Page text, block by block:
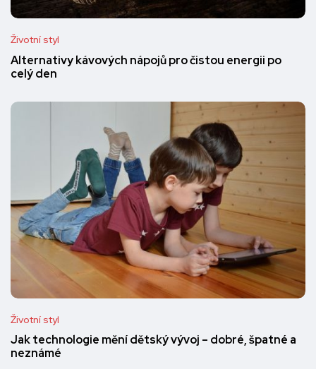
Životní styl
Alternativy kávových nápojů pro čistou energii po
celý den
Životní styl
Jak technologie mění dětský vývoj – dobré, špatné a
neznámé